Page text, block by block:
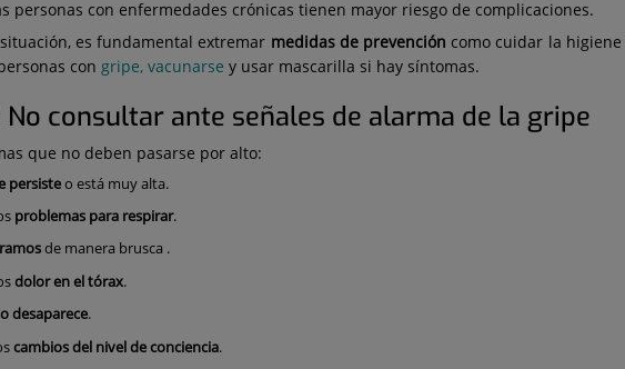
personas con enfermedades crónicas tienen mayor riesgo de complicaciones.
es fundamental extremar medidas de prevención como cuidar la
con gripe, vacunarse y usar mascarilla si hay síntomas.
No consultar ante señales de alarma de la gripe
que no deben pasarse por alto:
persisteo está muy alta.
problemas para respirar.
de manera brusca .
dolor en el tórax.
desaparece.
cambios del nivel de conciencia.